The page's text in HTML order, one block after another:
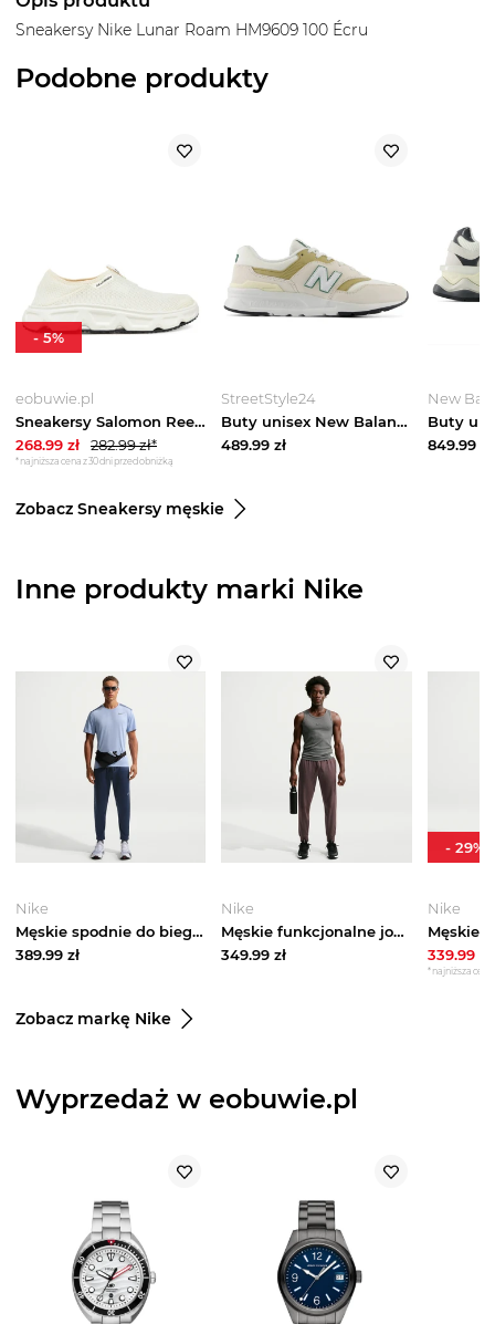
Sneakersy Nike Lunar Roam HM9609 100 Écru
Podobne produkty
eobuwie.pl
Sneakersy Salomon Reelax Moc 6.0 L47742300 Kremowy
268.99 zł 282.99zł*
*najniższa cena z 30 dni przed obniżką
-5%
StreetStyle24
Buty unisex New Balance M997H6H2 - beżowe
489.99 zł
New
849.99zł
Zobacz Sneakersy męskie
Inne produkty marki Nike
Nike
Męskie spodnie do biegania z dzianiny Dri-FIT Nike Stride - Niebieski
389.99 zł
Nike
Męskie funkcjonalne joggery z ochroną przed promieniowaniem UV Nike Primary NanoKnit Dri-FIT - Brązowy
349.99 zł
Nike
339.99zł
*najniższa cena
- 29%
Zobacz markę Nike
Wyprzedaż w eobuwie.pl